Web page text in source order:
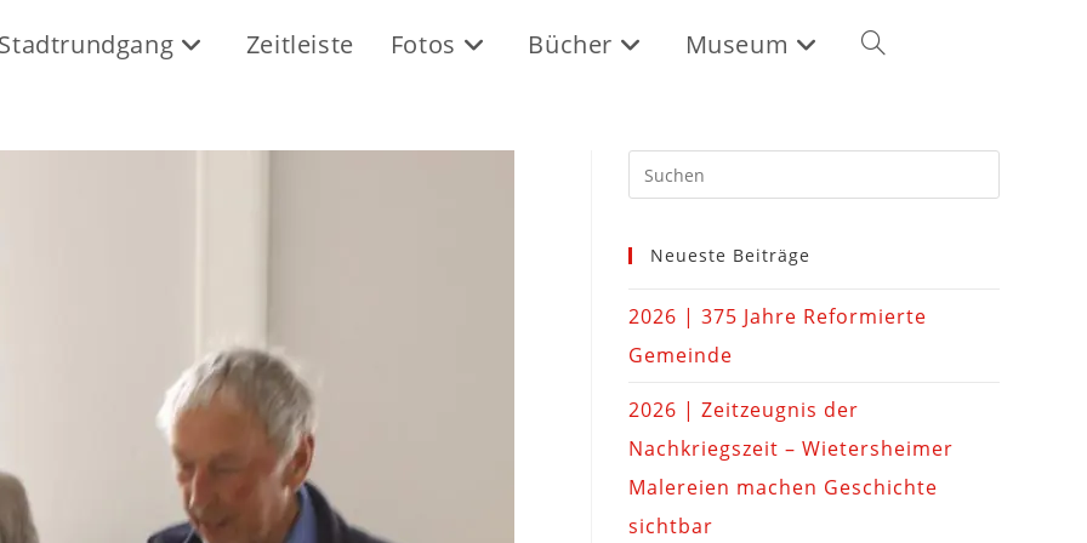
Zeitleiste Fotos Bücher Museum
Neueste Beiträge
2026 | 375 Jahre Reformierte
Gemeinde
2026 | Zeitzeugnis der
Nachkriegszeit – Wietersheimer
Malereien machen Geschichte
sichtbar